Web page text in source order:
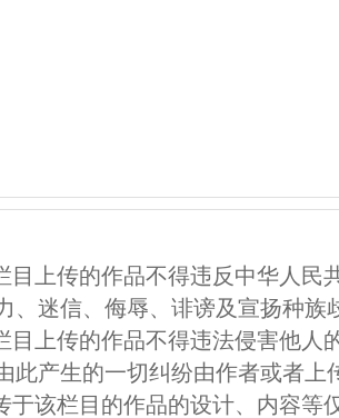
目上传的作品不得违反中华人民
、迷信、侮辱、诽谤及宣扬种族
目上传的作品不得违法侵害他人
此产生的一切纠纷由作者或者上
于该栏目的作品的设计、内容等